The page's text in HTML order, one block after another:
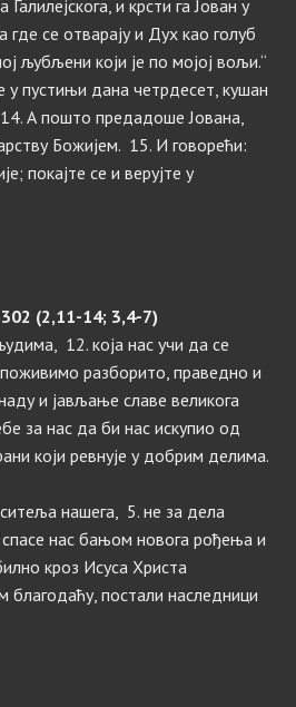
и крсти га Јован у
се отварају и Дух као голуб
љубљени који је по мојој вољи.“
пустињи дана четрдесет, кушан
А пошто предадоше Јована,
Божијем. 15. И говорећи:
покајте се и верујте у
(2,11-14; 3,4-7)
12. која нас учи да се
разборито, праведно и
и јављање славе великога
за нас да би нас искупио од
који ревнује у добрим делима.
нашега, 5. не за дела
спасе нас бањом новога рођења и
кроз Исуса Христа
постали наследници